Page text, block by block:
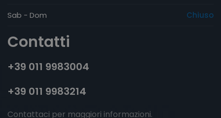
Sab - Dom Chiuso
Contatti
+39 011 9983004
+39 011 9983214
Contattaci per maggiori informazioni.